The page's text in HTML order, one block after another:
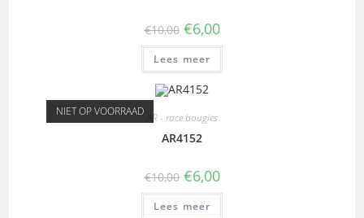
€10,00 €6,00
Lees meer
NIET OP VOORRAAD AR - race bougies
AR4152
€10,00 €6,00
Lees meer